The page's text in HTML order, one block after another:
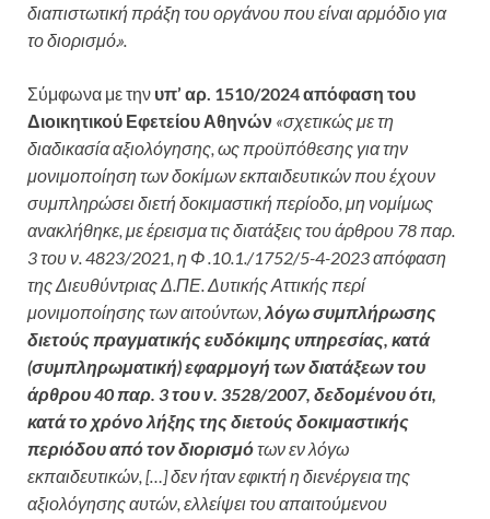
διαπιστωτική πράξη του οργάνου που είναι αρμόδιο για
το διορισμό.».
Σύμφωνα με την υπ’ αρ. 1510/2024 απόφαση του
Διοικητικού Εφετείου Αθηνών «σχετικώς με τη
διαδικασίααξιολόγησης, ως προϋπόθεσης για την
μονιμοποίηση των δοκίμων εκπαιδευτικών που έχουν
συμπληρώσει διετή δοκιμαστική περίοδο, μη νομίμως
ανακλήθηκε, με έρεισμα τις διατάξεις του άρθρου 78 παρ.
3 του ν. 4823/2021, η Φ .10.1./1752/5-4-2023 απόφαση
της Διευθύντριας Δ.ΠΕ. Δυτικής Αττικής περί
μονιμοποίησης των αιτούντων, λόγω συμπλήρωσης
διετούς πραγματικής ευδόκιμης υπηρεσίας, κατά
(συμπληρωματική) εφαρμογή των διατάξεων του
άρθρου 40 παρ. 3 του ν. 3528/2007, δεδομένου ότι,
κατάτο χρόνο λήξης της διετούς δοκιμαστικής
περιόδου από τον διορισμότων εν λόγω
εκπαιδευτικών, […] δεν ήταν εφικτή η διενέργεια της
αξιολόγησηςαυτών, ελλείψει του απαιτούμενου